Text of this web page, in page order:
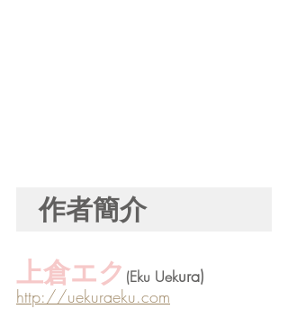
作者簡介
上倉エク (Eku Uekura)
http://uekuraeku.com